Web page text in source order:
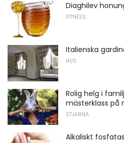
Diaghilev
FITNESS
Italienska
HUS
Rolig helg i
mästerklass på
STJÄRNA
Alkaliskt